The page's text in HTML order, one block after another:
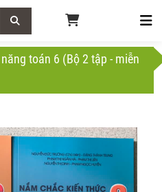
toán 6 (Bộ 2 tập - miễn